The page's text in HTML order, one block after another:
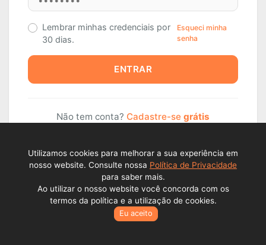
Lembrar minhas credenciais por
30 dias.
Esqueci minha
senha
ENTRAR
Não tem conta? Cadastre-se grátis
Todos os direitos reservados © Lance Alienações Virtuais EPP
Utilizamos cookies para melhorar a sua experiência em
nosso website. Consulte nossa Política de Privacidade
para saber mais.
Ao utilizar o nosso website você concorda com os
termos da política e a utilização de cookies.
Eu aceito